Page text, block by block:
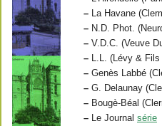
– La Havane
– N.D. Phot.
– V.D.C. (Veuve
– L.L. (Lévy &
– Genès Labbé
– G. Delaunay
– Bougè-Béal
– Le Journal série